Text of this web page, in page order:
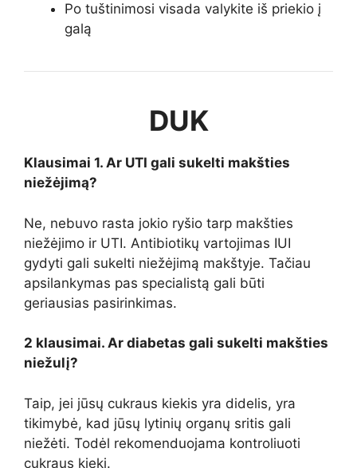
Po tuštinimosi visada valykite iš priekio į
galą
DUK
Klausimai 1. Ar UTI gali sukelti makšties
niežėjimą?
Ne, nebuvo rasta jokio ryšio tarp makšties
niežėjimo ir UTI. Antibiotikų vartojimas IUI
gydyti gali sukelti niežėjimą makštyje. Tačiau
apsilankymas pas specialistą gali būti
geriausias pasirinkimas.
2 klausimai. Ar diabetas gali sukelti makšties
niežulį?
Taip, jei jūsų cukraus kiekis yra didelis, yra
tikimybė, kad jūsų lytinių organų sritis gali
niežėti. Todėl rekomenduojama kontroliuoti
cukraus kiekį.